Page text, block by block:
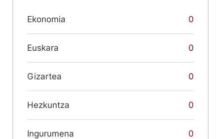
Ekonomia 0
Euskara 0
Gizartea 0
Hezkuntza 0
Ingurumena 0